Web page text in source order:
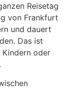
Reisetag
von Frankfurt
und dauert
Das ist
oder